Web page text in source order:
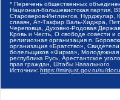
* Перечень общественных
Национал-большевистская партия,
Староверов-Инглингов,
славян, Ат-Такфир Валь-Хиджра,
Череповца, Духовно-Родовая
Кровь и Честь, О свободе совести
религиозная организация п.
организация «Братство»,
болельщиков «Фирма», Молодежная
республика Русь, Арестантское
прав граждан, Штабы Навального
Источник: https://minjust.gov.ru/ru/